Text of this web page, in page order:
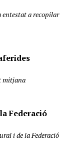
entestat a recopilar
mitjana
Federació
i de la Federació